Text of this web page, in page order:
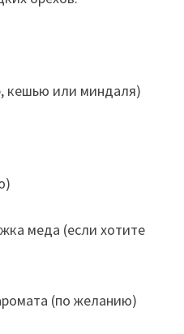
кешью или миндаля)
меда (если хотите
(по желанию)